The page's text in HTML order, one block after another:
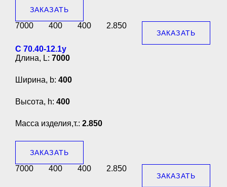
ЗАКАЗАТЬ
7000 400 400 2.850
ЗАКАЗАТЬ
С 70.40-12.1у
Длина, L: 7000
Ширина, b: 400
Высота, h: 400
Масса изделия,т.: 2.850
ЗАКАЗАТЬ
7000 400 400 2.850
ЗАКАЗАТЬ